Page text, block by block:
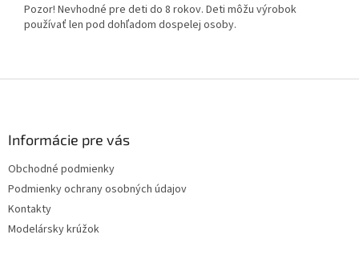
Pozor! Nevhodné pre deti do 8 rokov. Deti môžu výrobok
používať len pod dohľadom dospelej osoby.
Informácie pre vás
Obchodné podmienky
Podmienky ochrany osobných údajov
Kontakty
Modelársky krúžok